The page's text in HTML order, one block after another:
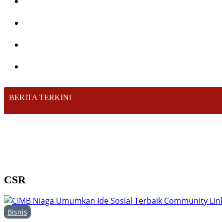
BERITA TERKINI
CSR
Bisnis